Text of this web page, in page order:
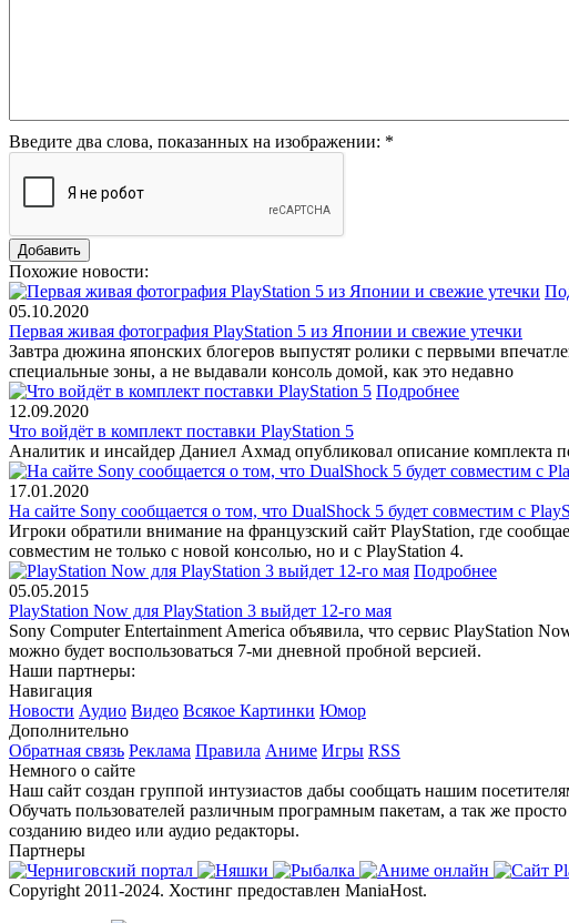
Введите два слова, показанных на изображении: *
Похожие новости:
05.10.2020
Первая живая фотография PlayStation 5 из Японии и свежие утечки
Завтра дюжина японских блогеров выпустят ролики с первыми
специальные зоны, а не выдавали консоль домой, как это недавно
Подробнее
12.09.2020
Что войдёт в комплект поставки PlayStation 5
Аналитик и инсайдер Даниел Ахмад опубликовал описание комплекта
17.01.2020
На сайте Sony сообщается о том, что DualShock 5 будет совместим с
Игроки обратили внимание на французский сайт PlayStation, где
совместим не только с новой консолью, но и с PlayStation 4.
Подробнее
05.05.2015
PlayStation Now для PlayStation 3 выйдет 12-го мая
Sony Computer Entertainment America объявила, что сервис PlayStation
можно будет воспользоваться 7-ми дневной пробной версией.
Наши партнеры:
Навигация
Новости Аудио Видео Всякое Картинки Юмор
Дополнительно
Обратная связь Реклама Правила Аниме Игры RSS
Немного о сайте
Наш сайт создан группой интузиастов дабы сообщать нашим
Обучать пользователей различным програмным пакетам, а так же
созданию видео или аудио редакторы.
Партнеры
Copyright 2011-2024. Хостинг предоставлен ManiaHost.